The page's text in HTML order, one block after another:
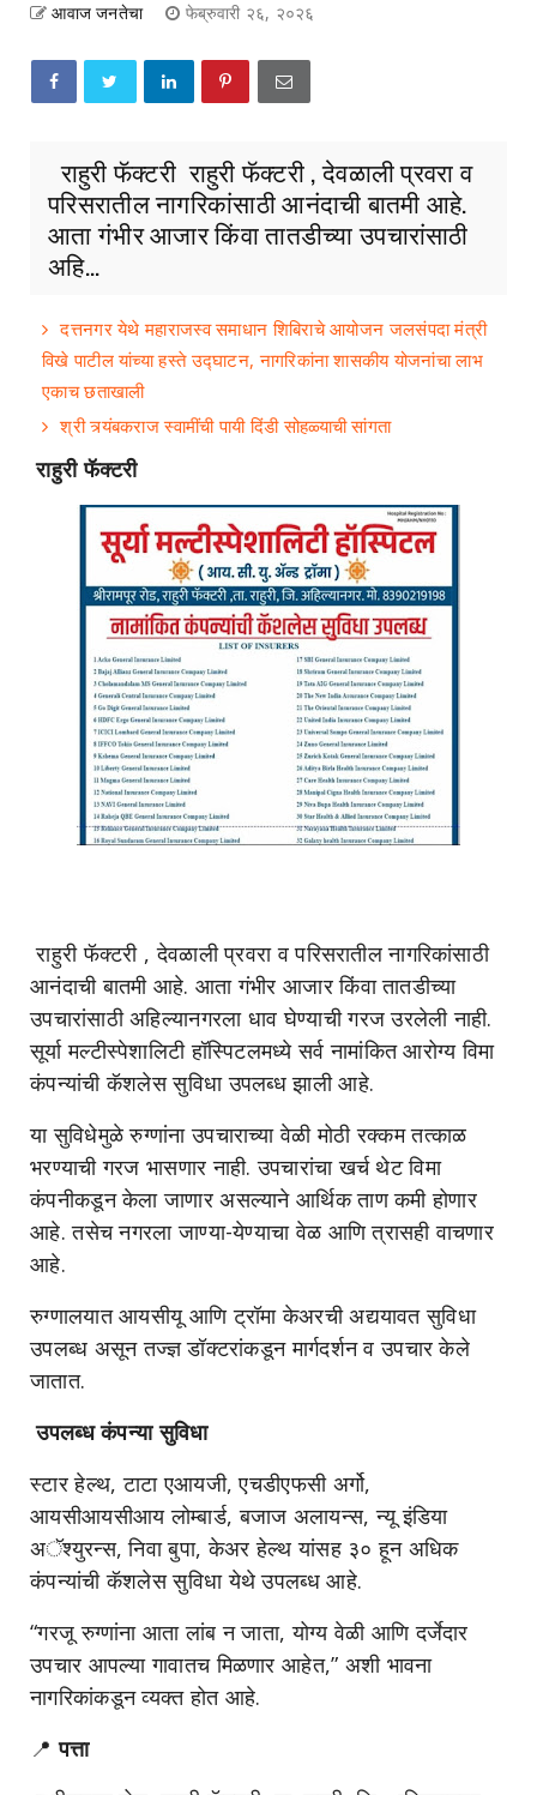
आवाज जनतेचा फेब्रुवारी २६, २०२६
राहुरी फॅक्टरी राहुरी फॅक्टरी , देवळाली प्रवरा व
परिसरातील नागरिकांसाठी आनंदाची बातमी आहे.
आता गंभीर आजार किंवा तातडीच्या उपचारांसाठी
अहि...
दत्तनगर येथे महाराजस्व समाधान शिबिराचे आयोजन जलसंपदा मंत्री
विखे पाटील यांच्या हस्ते उद्घाटन, नागरिकांना शासकीय योजनांचा लाभ
एकाच छताखाली
श्री त्र्यंबकराज स्वामींची पायी दिंडी सोहळ्याची सांगता
राहुरी फॅक्टरी
राहुरी फॅक्टरी , देवळाली प्रवरा व परिसरातील नागरिकांसाठी
आनंदाची बातमी आहे. आता गंभीर आजार किंवा तातडीच्या
उपचारांसाठी अहिल्यानगरला धाव घेण्याची गरज उरलेली नाही.
सूर्या मल्टीस्पेशालिटी हॉस्पिटलमध्ये सर्व नामांकित आरोग्य विमा
कंपन्यांची कॅशलेस सुविधा उपलब्ध झाली आहे.
या सुविधेमुळे रुग्णांना उपचाराच्या वेळी मोठी रक्कम तत्काळ
भरण्याची गरज भासणार नाही. उपचारांचा खर्च थेट विमा
कंपनीकडून केला जाणार असल्याने आर्थिक ताण कमी होणार
आहे. तसेच नगरला जाण्या-येण्याचा वेळ आणि त्रासही वाचणार
आहे.
रुग्णालयात आयसीयू आणि ट्रॉमा केअरची अद्ययावत सुविधा
उपलब्ध असून तज्ज्ञ डॉक्टरांकडून मार्गदर्शन व उपचार केले
जातात.
उपलब्ध कंपन्या सुविधा
स्टार हेल्थ, टाटा एआयजी, एचडीएफसी अर्गो,
आयसीआयसीआय लोम्बार्ड, बजाज अलायन्स, न्यू इंडिया
अॅश्युरन्स, निवा बुपा, केअर हेल्थ यांसह ३० हून अधिक
कंपन्यांची कॅशलेस सुविधा येथे उपलब्ध आहे.
“गरजू रुग्णांना आता लांब न जाता, योग्य वेळी आणि दर्जेदार
उपचार आपल्या गावातच मिळणार आहेत,” अशी भावना
नागरिकांकडून व्यक्त होत आहे.
📍पत्ता